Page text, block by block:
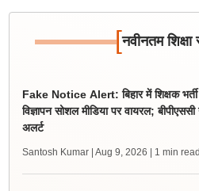
[नवीनतम शिक्षा
Fake Notice Alert: बिहार में शिक्षक भर्ती
विज्ञापन सोशल मीडिया पर वायरल; बीपीएससी
अलर्ट
Santosh Kumar | Aug 9, 2026 | 1 min read